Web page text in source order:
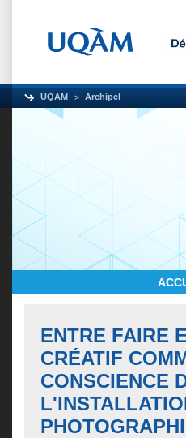
UQAM Archipel
ENTRE FAIRE
CRÉATIF
CONSCIENCE